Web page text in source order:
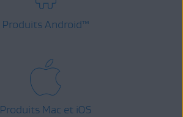
Produits Android™
Produits Mac et iOS